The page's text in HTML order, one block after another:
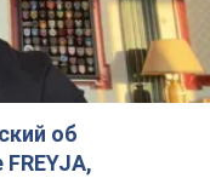
об